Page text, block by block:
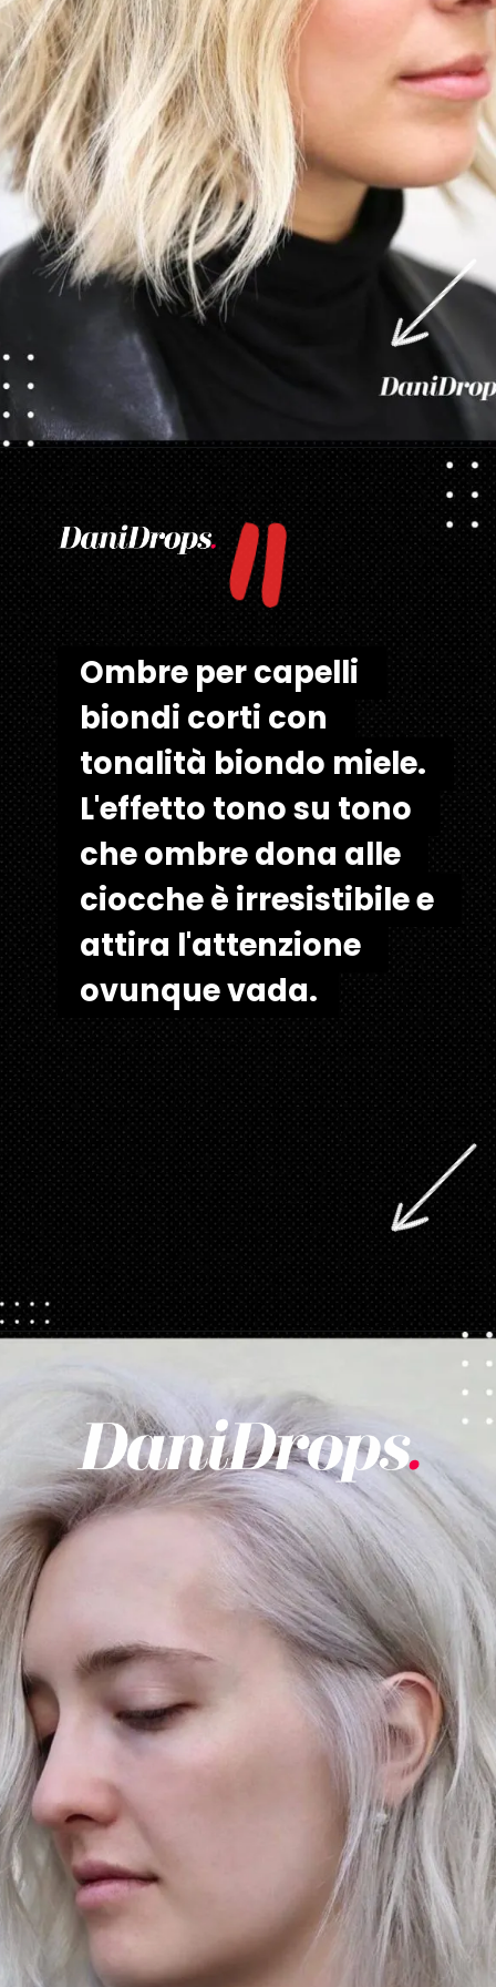
Apertura in corso"
Ombre per capelli
biondi corti con
tonalità biondo miele.
L'effetto tono su tono
che ombre dona alle
ciocche è irresistibile e
attira l'attenzione
ovunque vada.
Ombre per capelli
biondi corti con
tonalità biondo miele.
L'effetto tono su tono
che ombre dona alle
ciocche è irresistibile e
attira l'attenzione
ovunque vada.
https://danidrops.com.br/it/tendenza-taglio-capelli-donna-2025/